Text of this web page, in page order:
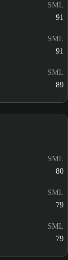
SML
91
SML
91
SML
89
SML
80
SML
79
SML
79